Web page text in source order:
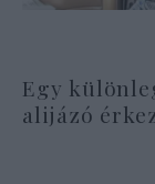
Egy
alijázó